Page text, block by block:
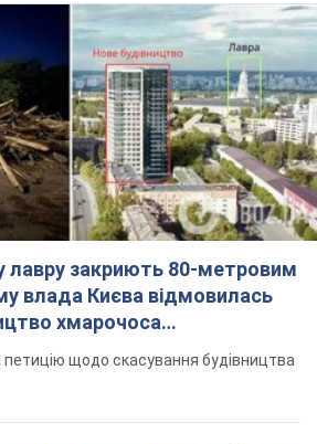
лавру закриють 80-метровим
влада Києва відмовилась
хмарочоса
петицію щодо скасування будівництва